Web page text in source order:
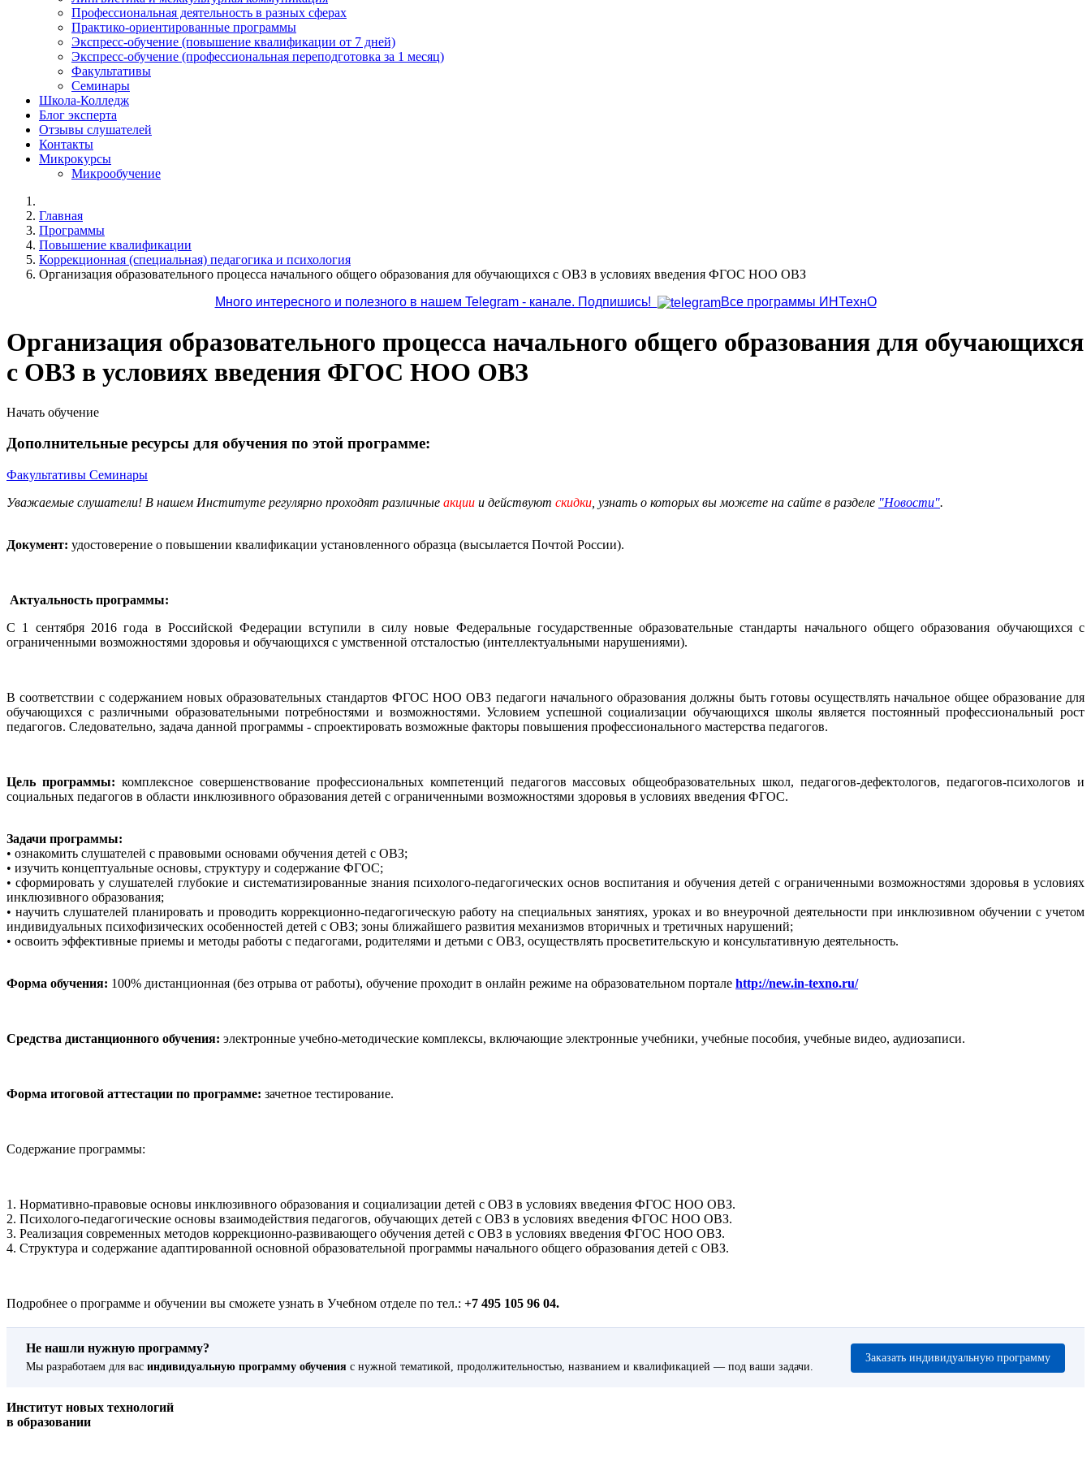
Профессиональная деятельность в разных сферах
Практико-ориентированные программы
Экспресс-обучение (повышение квалификации от 7 дней)
Экспресс-обучение (профессиональная переподготовка за 1 месяц)
Факультативы
Семинары
Школа-Колледж
Блог эксперта
Отзывы слушателей
Контакты
Микрокурсы
Микрообучение
Главная
Программы
Повышение квалификации
Коррекционная (специальная) педагогика и психология
Организация образовательного процесса начального общего образования для обучающихся с ОВЗ в условиях введения ФГОС НОО ОВЗ
Много интересного и полезного в нашем Telegram - канале. Подпишись!
Все программы ИНТехнО
Организация образовательного процесса начального общего образования для обучающихся
с ОВЗ в условиях введения ФГОС НОО ОВЗ
Начать обучение
Дополнительные ресурсы для обучения по этой программе:
Факультативы Семинары
Уважаемые слушатели! В нашем Институте регулярно проходят различные акции и действуют скидки , узнать о которых вы можете на сайте в разделе "Новости".
Документ: удостоверение о повышении квалификации установленного образца (высылается Почтой России).
Актуальность программы:
С 1 сентября 2016 года в Российской Федерации вступили в силу новые Федеральные государственные образовательные стандарты начального общего образования обучающихся с
ограниченными возможностями здоровья и обучающихся с умственной отсталостью (интеллектуальными нарушениями).
В соответствии с содержанием новых образовательных стандартов ФГОС НОО ОВЗ педагоги начального образования должны быть готовы осуществлять начальное общее образование для
обучающихся с различными образовательными потребностями и возможностями. Условием успешной социализации обучающихся школы является постоянный профессиональный рост
педагогов. Следовательно, задача данной программы - спроектировать возможные факторы повышения профессионального мастерства педагогов.
Цель программы: комплексное совершенствование профессиональных компетенций педагогов массовых общеобразовательных школ, педагогов-дефектологов, педагогов-психологов и
социальных педагогов в области инклюзивного образования детей с ограниченными возможностями здоровья в условиях введения ФГОС.
Задачи программы:
• ознакомить слушателей с правовыми основами обучения детей с ОВЗ;
• изучить концептуальные основы, структуру и содержание ФГОС;
• сформировать у слушателей глубокие и систематизированные знания психолого-педагогических основ воспитания и обучения детей с ограниченными возможностями здоровья в условиях
инклюзивного образования;
• научить слушателей планировать и проводить коррекционно-педагогическую работу на специальных занятиях, уроках и во внеурочной деятельности при инклюзивном обучении с учетом
индивидуальных психофизических особенностей детей с ОВЗ; зоны ближайшего развития механизмов вторичных и третичных нарушений;
• освоить эффективные приемы и методы работы с педагогами, родителями и детьми с ОВЗ, осуществлять просветительскую и консультативную деятельность.
Форма обучения: 100% дистанционная (без отрыва от работы), обучение проходит в онлайн режиме на образовательном портале http://new.in-texno.ru/
Средства дистанционного обучения: электронные учебно-методические комплексы, включающие электронные учебники, учебные пособия, учебные видео, аудиозаписи.
Форма итоговой аттестации по программе: зачетное тестирование.
Содержание программы:
1. Нормативно-правовые основы инклюзивного образования и социализации детей с ОВЗ в условиях введения ФГОС НОО ОВЗ.
2. Психолого-педагогические основы взаимодействия педагогов, обучающих детей с ОВЗ в условиях введения ФГОС НОО ОВЗ.
3. Реализация современных методов коррекционно-развивающего обучения детей с ОВЗ в условиях введения ФГОС НОО ОВЗ.
4. Структура и содержание адаптированной основной образовательной программы начального общего образования детей с ОВЗ.
Подробнее о программе и обучении вы сможете узнать в Учебном отделе по тел.: +7 495 105 96 04.
Не нашли нужную программу?
Мы разработаем для вас индивидуальную программу обучения с нужной тематикой, продолжительностью, названием и квалификацией — под ваши задачи.
Заказать индивидуальную программу
Институт новых технологий
в образовании